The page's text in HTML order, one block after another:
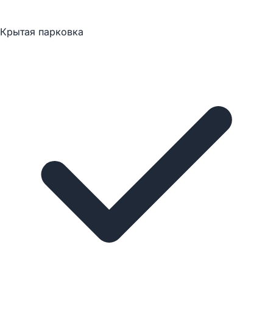
Крытая парковка